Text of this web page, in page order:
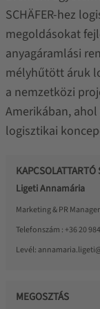
SCHÄFER-hez
megoldásokat
anyagáramlási
mélyhűtött áruk
a nemzetközi
Amerikában,
logisztikai
KAPCSOLATTARTÓ
Ligeti Annamária
Marketing & PR Manager
Telefonszám : +36 20
Levél:
MEGOSZTÁS